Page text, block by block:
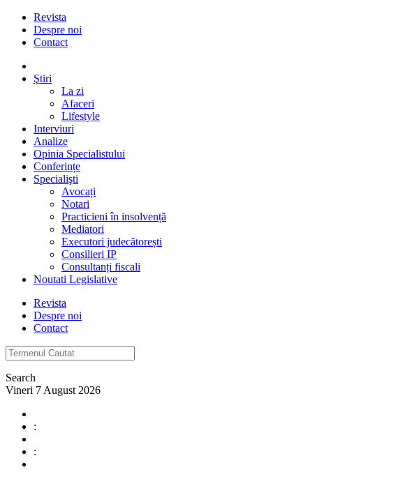
Revista
Despre noi
Contact
Ştiri
La zi
Afaceri
Lifestyle
Interviuri
Analize
Opinia Specialistului
Conferințe
Specialişti
Avocați
Notari
Practicieni în insolvență
Mediatori
Executori judecătorești
Consilieri IP
Consultanți fiscali
Noutati Legislative
Revista
Despre noi
Contact
Search
Vineri 7 August 2026
:
: